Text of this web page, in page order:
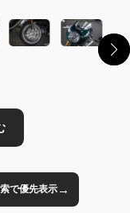
で優先表示→